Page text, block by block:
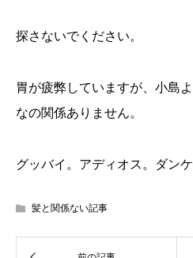
探さないでください。
胃が疲弊していますが、小島
なの関係ありません。
グッバイ。アディオス。ダン
髪と関係ない記事